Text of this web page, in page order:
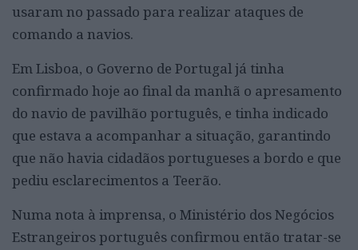
usaram no passado para realizar ataques de
comando a navios.
Em Lisboa, o Governo de Portugal já tinha
confirmado hoje ao final da manhã o apresamento
do navio de pavilhão português, e tinha indicado
que estava a acompanhar a situação, garantindo
que não havia cidadãos portugueses a bordo e que
pediu esclarecimentos a Teerão.
Numa nota à imprensa, o Ministério dos Negócios
Estrangeiros português confirmou então tratar-se